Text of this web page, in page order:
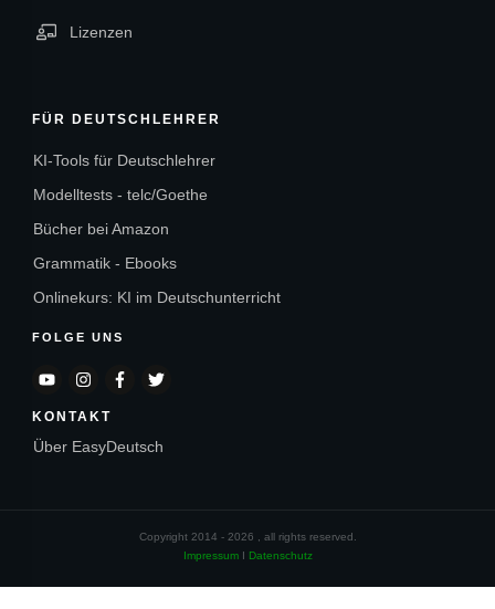
Lizenzen
FÜR DEUTSCHLEHRER
KI-Tools für Deutschlehrer
Modelltests - telc/Goethe
Bücher bei Amazon
Grammatik - Ebooks
Onlinekurs: KI im Deutschunterricht
FOLGE UNS
KONTAKT
Über EasyDeutsch
Copyright 2014 - 2026
, all rights reserved.
ImpressumI Datenschutz